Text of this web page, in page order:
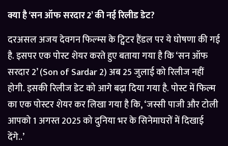
क्या है ‘सन ऑफ सरदार 2’ की नई रिलीड डेट?
दरअसल अजय देवगन फिल्म्स के ट्विटर हैंडल पर ये घोषणा की गई
है. इसपर एक पोस्ट शेयर करते हुए बताया गया है कि ‘सन ऑफ
सरदार 2’ (Son of Sardar 2) अब 25 जुलाई को रिलीज नहीं
होगी. इसकी रिलीज डेट को आगे बढ़ा दिया गया है. पोस्ट में फिल्म
का एक पोस्टर शेयर कर लिखा गया है कि, ‘जस्सी पाजी और टोली
आपको 1 अगस्त 2025 को दुनिया भर के सिनेमाघरों में दिखाई
देंगे..’